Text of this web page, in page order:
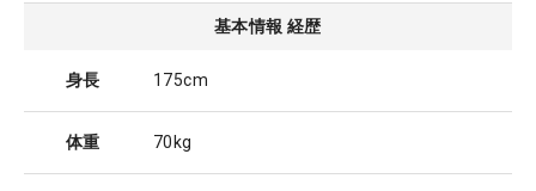
基本情報 経歴
身長 175cm
体重 70kg